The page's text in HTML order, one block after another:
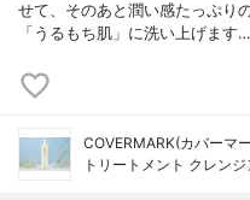
せて、そのあと潤い感たっぷり
「うるもち肌」に洗い上げます…
COVERMARK(カバーマ
トリートメント クレン